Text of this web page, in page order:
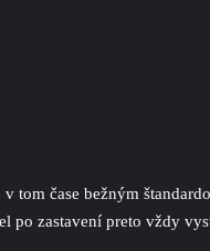
čase bežným
po zastavení preto vždy